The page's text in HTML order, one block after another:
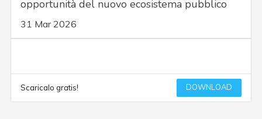
opportunità del nuovo ecosistema pubblico
31 Mar 2026
Scaricalo gratis! DOWNLOAD